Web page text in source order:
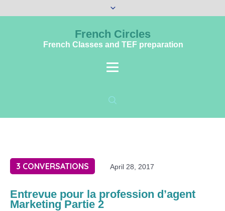
French Circles
French Classes and TEF preparation
3 CONVERSATIONS April 28, 2017
Entrevue pour la profession d’agent
Marketing Partie 2